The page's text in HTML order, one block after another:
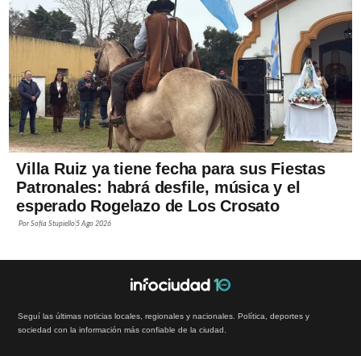
Villa Ruiz ya tiene fecha para sus Fiestas
Patronales: habrá desfile, música y el
esperado Rogelazo de Los Crosato
PorSofía Stupiello5 Ago 2026
Seguí las últimas noticias locales, regionales y nacionales. Política, deportes y
sociedad con la información más confiable de la ciudad.